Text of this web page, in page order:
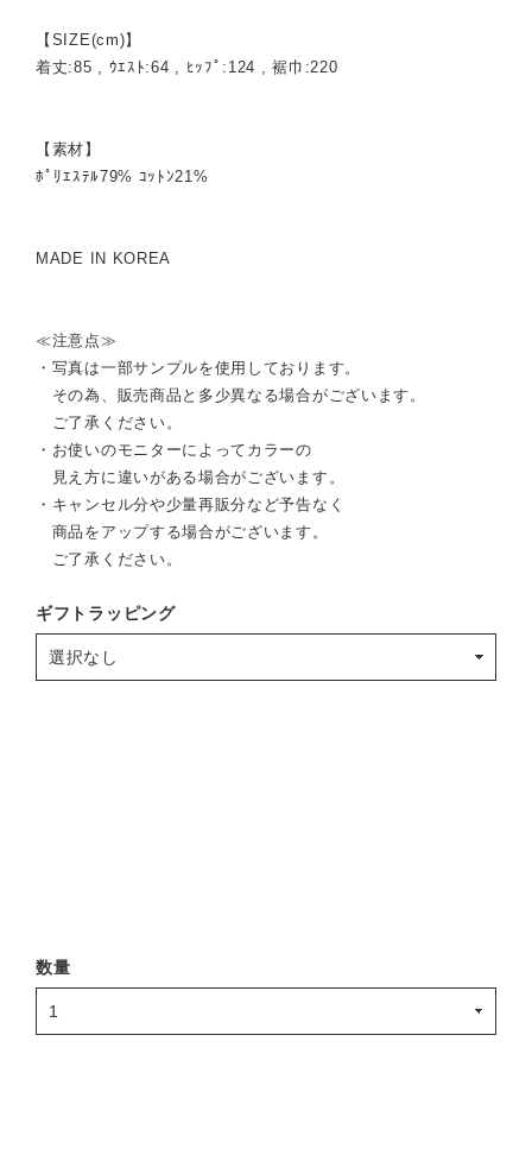
【SIZE(cm)】
着丈:85 , ｳｴｽﾄ:64 , ﾋｯﾌﾟ:124 , 裾巾:220
【素材】
ﾎﾟﾘｴｽﾃﾙ79% ｺｯﾄﾝ21%
MADE IN KOREA
≪注意点≫
・写真は一部サンプルを使用しております。
その為、販売商品と多少異なる場合がございます。
ご了承ください。
・お使いのモニターによってカラーの
見え方に違いがある場合がございます。
・キャンセル分や少量再販分など予告なく
商品をアップする場合がございます。
ご了承ください。
ギフトラッピング
数量